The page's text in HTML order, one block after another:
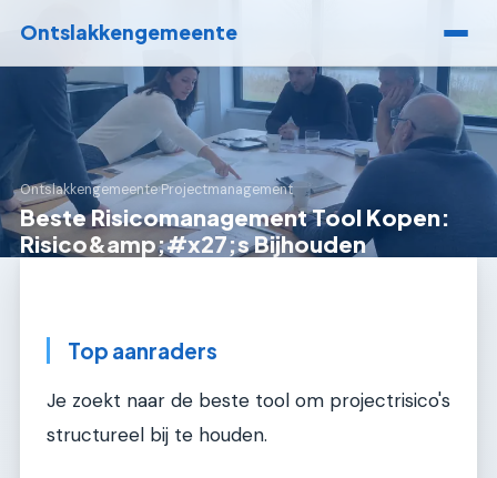
Ontslakkengemeente
Ontslakkengemeente›Projectmanagement
Beste Risicomanagement Tool Kopen:
Risico&amp;#x27;s Bijhouden
Top aanraders
Je zoekt naar de beste tool om projectrisico's
structureel bij te houden.